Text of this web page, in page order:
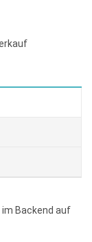
Backend auf